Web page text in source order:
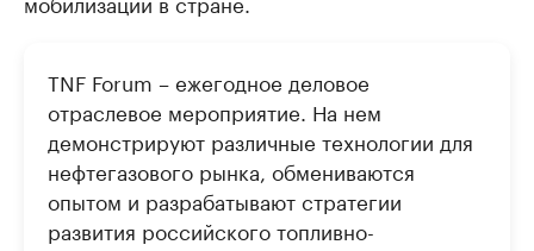
TNF Forum – ежегодное деловое
отраслевое мероприятие. На нем
демонстрируют различные технологии для
нефтегазового рынка, обмениваются
опытом и разрабатывают стратегии
развития российского топливно-